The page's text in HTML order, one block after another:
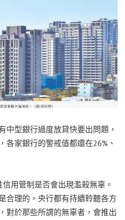
中型銀行過度放貸快要出問題，
各家銀行的警戒值都還在26%、
用管制是否會出現濫殺無辜。
合理的，央行都有持續聆聽各方
對於那些所謂的無辜者，會推出